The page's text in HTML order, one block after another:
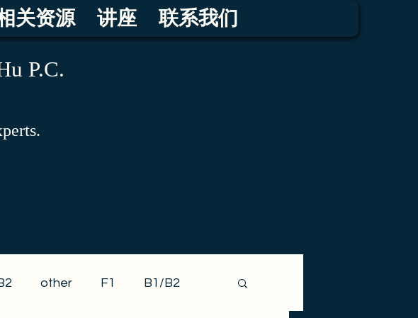
关资源 讲座 联系我们
P.C.
other F1 B1/B2